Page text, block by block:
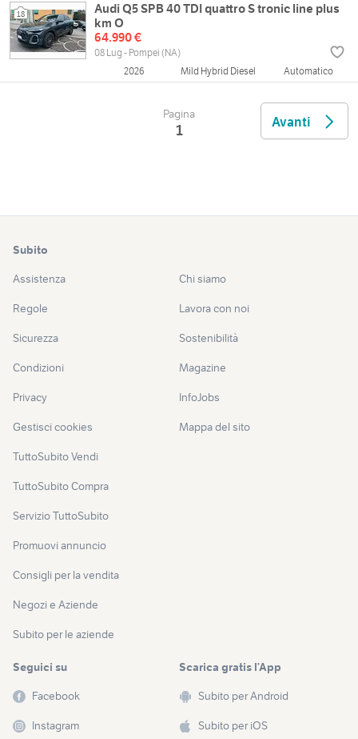
18
Audi Q5 SPB 40 TDI quattro S tronic line plus
km O
64.990 €
08 Lug - Pompei (NA)
2026
Mild Hybrid Diesel Automatico
Pagina
1 Avanti
Subito
Assistenza
Regole
Sicurezza
Condizioni
Privacy
Gestisci cookies
TuttoSubito Vendi
TuttoSubito Compra
Servizio TuttoSubito
Promuovi annuncio
Consigli per la vendita
Negozi e Aziende
Subito per le aziende
Chi siamo
Lavora con noi
Sostenibilità
Magazine
InfoJobs
Mappa del sito
Seguici su
Facebook
Instagram
Scarica gratis l’App
Subito per Android
Subito per iOS